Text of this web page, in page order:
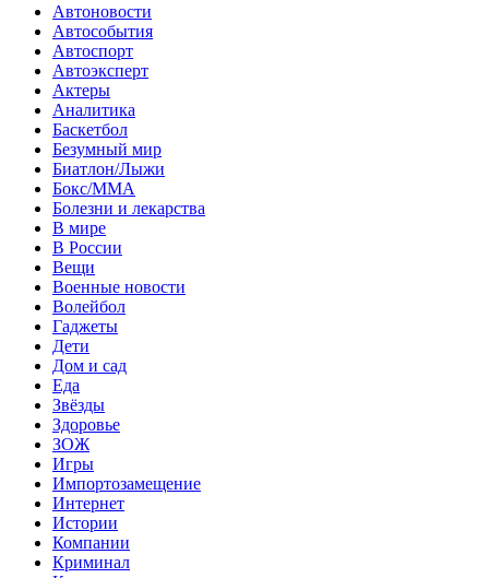
Автоновости
Автособытия
Автоспорт
Автоэксперт
Актеры
Аналитика
Баскетбол
Безумный мир
Биатлон/Лыжи
Бокс/MMA
Болезни и лекарства
В мире
В России
Вещи
Военные новости
Волейбол
Гаджеты
Дети
Дом и сад
Еда
Звёзды
Здоровье
ЗОЖ
Игры
Импортозамещение
Интернет
Истории
Компании
Криминал